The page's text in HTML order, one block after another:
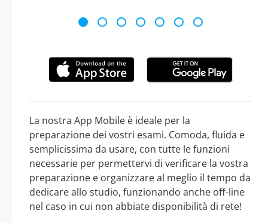
La nostra App Mobile è ideale per la
preparazione dei vostri esami. Comoda, fluida e
semplicissima da usare, con tutte le funzioni
necessarie per permettervi di verificare la vostra
preparazione e organizzare al meglio il tempo da
dedicare allo studio, funzionando anche off-line
nel caso in cui non abbiate disponibilità di rete!